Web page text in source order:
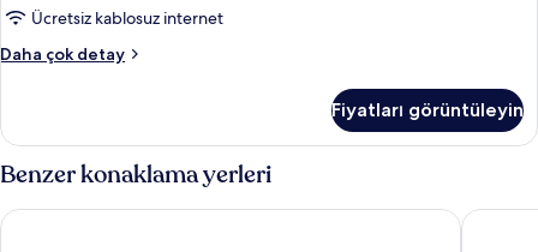
Ücretsiz kablosuz internet
Daha çok detay
Standard
fazla
detay
Fiyatları görüntüleyin
Benzer konaklama yerleri
Krystal Urban Cancun & Beach Club Oh!